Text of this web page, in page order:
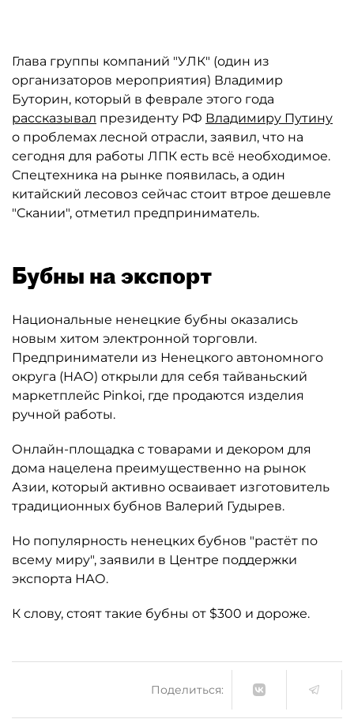
Глава группы компаний "УЛК" (один из
организаторов мероприятия) Владимир
Буторин, который в феврале этого года
рассказывал президенту РФ Владимиру Путину
о проблемах лесной отрасли, заявил, что на
сегодня для работы ЛПК есть всё необходимое.
Спецтехника на рынке появилась, а один
китайский лесовоз сейчас стоит втрое дешевле
"Скании", отметил предприниматель.
Бубны на экспорт
Национальные ненецкие бубны оказались
новым хитом электронной торговли.
Предприниматели из Ненецкого автономного
округа (НАО) открыли для себя тайваньский
маркетплейс Pinkoi, где продаются изделия
ручной работы.
Онлайн-площадка с товарами и декором для
дома нацелена преимущественно на рынок
Азии, который активно осваивает изготовитель
традиционных бубнов Валерий Гудырев.
Но популярность ненецких бубнов "растёт по
всему миру", заявили в Центре поддержки
экспорта НАО.
К слову, стоят такие бубны от $300 и дороже.
Поделиться: